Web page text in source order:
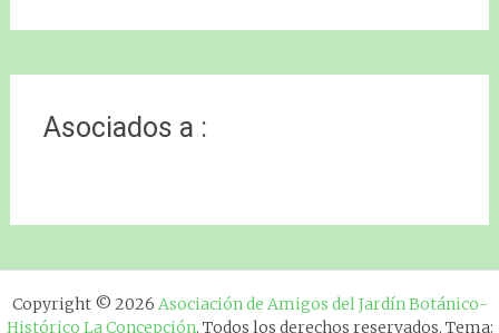
Asociados a :
Copyright © 2026 Asociación de Amigos del Jardín Botánico-
Histórico La Concepción. Todos los derechos reservados. Tema: